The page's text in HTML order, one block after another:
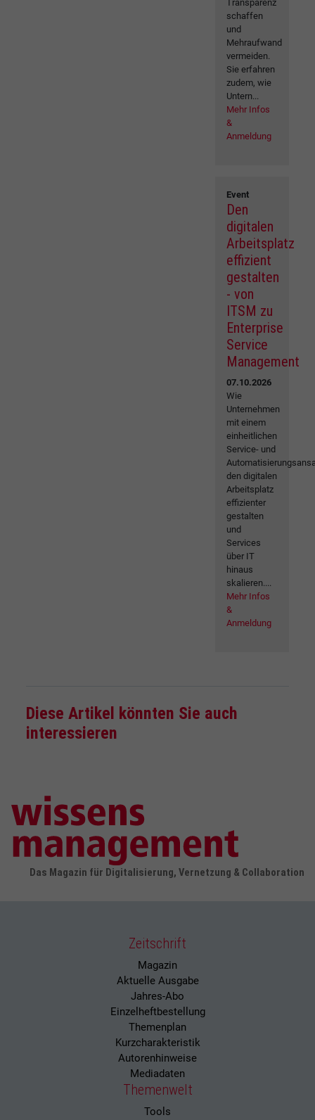
Transparenz
schaffen
und
Mehraufwand
vermeiden.
Sie erfahren
zudem, wie
Untern...
Mehr Infos
&
Anmeldung
Event
Den
digitalen
Arbeitsplatz
effizient
gestalten
- von
ITSM zu
Enterprise
Service
Management
07.10.2026
Wie
Unternehmen
mit einem
einheitlichen
Service- und
den digitalen
Arbeitsplatz
effizienter
gestalten
und
Services
über IT
hinaus
skalieren....
Mehr Infos
&
Anmeldung
Diese Artikel könnten Sie auch
interessieren
Das Magazin für Digitalisierung, Vernetzung & Collaboration
Zeitschrift
Magazin
Aktuelle Ausgabe
Jahres-Abo
Einzelheftbestellung
Themenplan
Kurzcharakteristik
Autorenhinweise
Mediadaten
Themenwelt
Tools